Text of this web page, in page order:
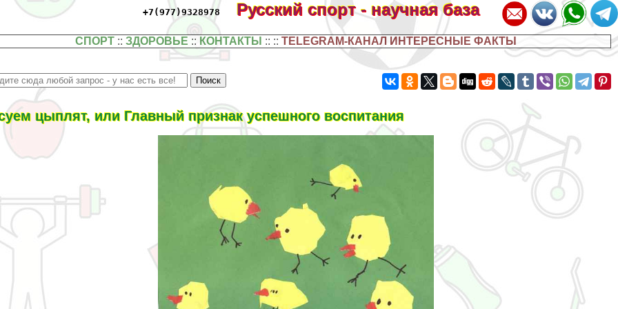
+7(977)9328978 Русский спорт - научная база
СПОРТ ::ЗДОРОВЬЕ :: КОНТАКТЫ :: ::TELEGRAM-КАНАЛ ИНТЕРЕСНЫЕ ФАКТЫ
цыплят, или Главный признак успешного воспитания